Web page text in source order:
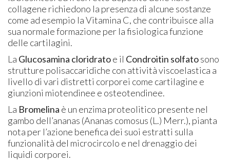
collagene richiedono la presenza di alcune sostanze
come ad esempio la Vitamina C, che contribuisce alla
sua normale formazione per la fisiologica funzione
delle cartilagini.
La Glucosamina cloridratoe il Condroitin solfatosono
strutture polisaccaridiche con attività viscoelastica a
livello di vari distretti corporei come cartilagine e
giunzioni miotendinee e osteotendinee.
La Bromelina è un enzima proteolitico presente nel
gambo dell’ananas (Ananas comosus (L.) Merr.), pianta
nota per l’azione benefica dei suoi estratti sulla
funzionalità del microcircolo e nel drenaggio dei
liquidi corporei.